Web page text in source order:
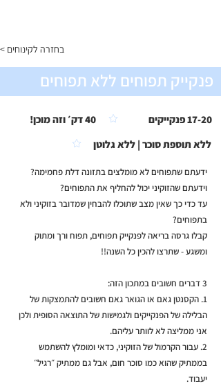
< בחזרה לקינוחים
פנקייק תפוחים ללא תפוחים
17-20 פנקייקים
ללא תוספת סוכר | ללא גלוטן
40 דק׳ וזה מוכן!
ידעתם שתפוחים לא מומלצים בתזונה דלת פחמימה?
וידעתם שהזוקיני יכול להחליף את התפוחים?
עד כדי כך שאין מצב שתוכלו להבחין שמדובר בזוקיני ולא
בתפוחים?
קבלו גרסה בריאה לפנקייק תפוחים, תפוח ורך ומתוק
ומשגע - שתרצו להכין כל השנה!!
3 דברים חשובים במתכון הזה:
1. הקסנטן גאם או הגואר גאם חשובים להתמצקות של
הבלילה של הפנקייקים ולגמישות של התוצאה הסופית ולכן
אני ממליצה לא לוותר עליהם.
2. עבור הקרמול של הזוקיני, כדאי ומומלץ להשתמש
בממתיק שהוא כמו סוכר חום, אבל גם ממתיק ״רגיל״
יעבוד.